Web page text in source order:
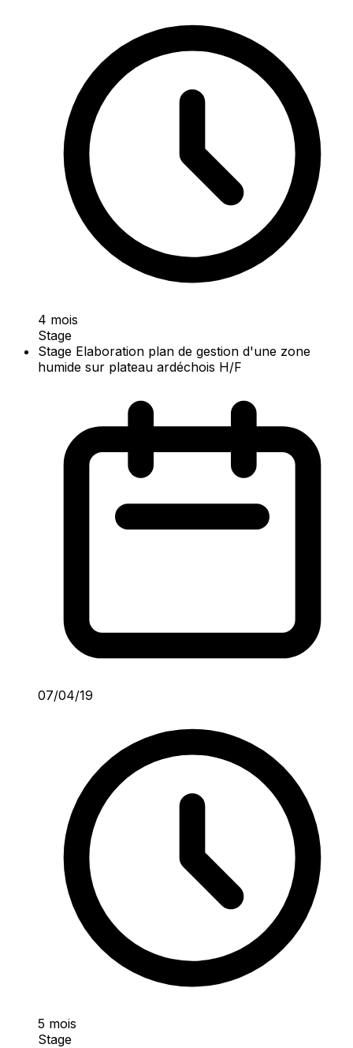
4 mois
Stage
Stage Elaboration plan de gestion d'une zone
humide sur plateau ardéchois H/F
07/04/19
5 mois
Stage